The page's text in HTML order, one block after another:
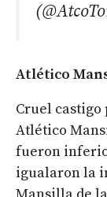
Atlético
Cruel castigo
Atlético
fueron
igualaron la